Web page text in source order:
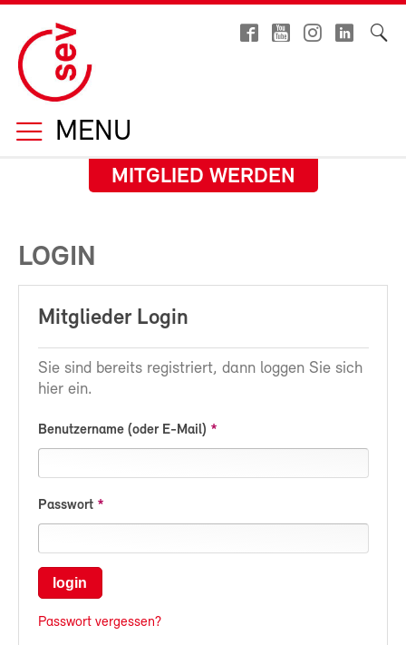
MENU
MITGLIED WERDEN
LOGIN
Mitglieder Login
Sie sind bereits registriert, dann loggen Sie sich
hier ein.
Benutzername (oder E-Mail)
Passwort
login
Passwort vergessen?